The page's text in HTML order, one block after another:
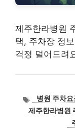
제주한라병원
택, 주차장 정
걱정 덜어드려
태
그
병원 주차요
제주한라병원